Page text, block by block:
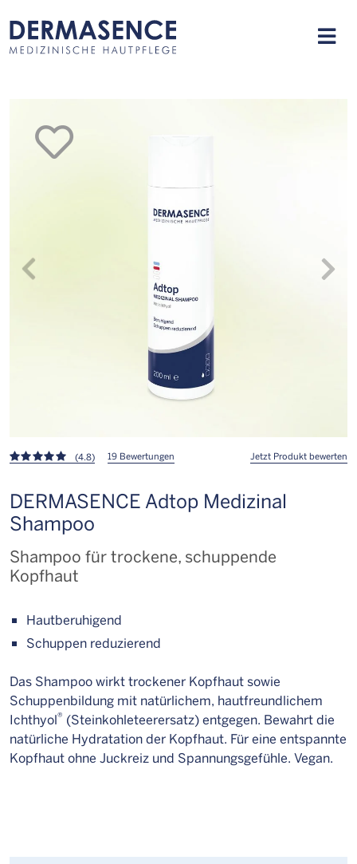
merken
(4.8) 19 Bewertungen Jetzt Produkt bewerten
DERMASENCE Adtop Medizinal
Shampoo
Shampoo für trockene, schuppende
Kopfhaut
Hautberuhigend
Schuppen reduzierend
Das Shampoo wirkt trockener Kopfhaut sowie
Schuppenbildung mit natürlichem, hautfreundlichem
Ichthyol® (Steinkohleteerersatz) entgegen. Bewahrt die
natürliche Hydratation der Kopfhaut. Für eine entspannte
Kopfhaut ohne Juckreiz und Spannungsgefühle. Vegan.